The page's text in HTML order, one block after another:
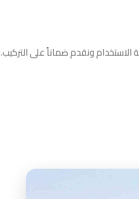
الاستخدام ونقدم ضماناً على التركيب.